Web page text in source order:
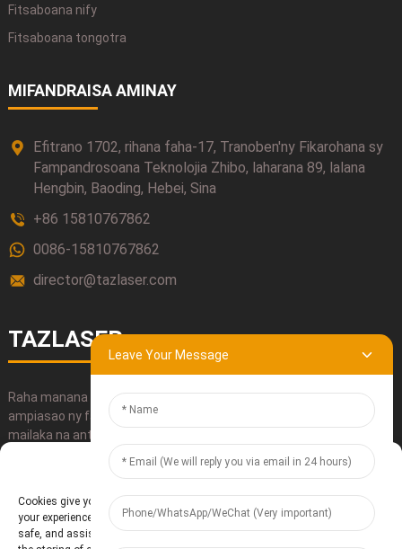
Fitsaboana nify
Fitsaboana tongotra
MIFANDRAISA AMINAY
Efitrano 1702, rihana faha-17, Tranoben'ny Fikarohana sy
Fampandrosoana Teknolojia Zhibo, laharana 89, lalana
Hengbin, Baoding, Hebei, Sina
+86 15810767862
0086-15810767862
director@tazlaser.com
TAZLASER
Raha manana fanontaniana momba ny vokatray ianao dia azafady
ampiasao ny fampahalalana hifandraisana aminay, alefaso
mailaka na antsoy mivantana izahay.
Leave Your Message
Manage Cookie Consent
Cookies give you a personalized experience. Cookie files help us to enhance
your experience using our website, simplify navigation, keep our website
safe, and assist in our marketing efforts. By clicking "Accept", you agree to